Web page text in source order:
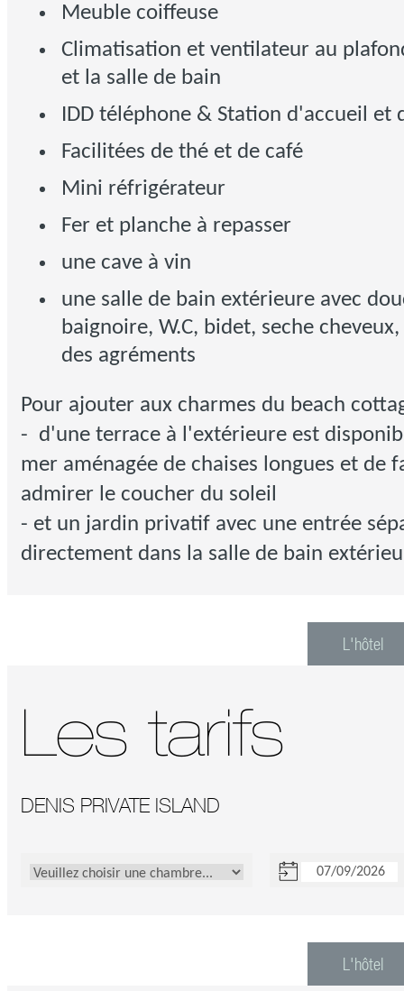
Meuble coiffeuse
Climatisation et ventilateur au
et la salle de bain
IDD téléphone & Station d'accueil et
Facilitées de thé et de café
Mini réfrigérateur
Fer et planche à repasser
une cave à vin
une salle de bain extérieure avec
baignoire, W.C, bidet, seche
des agréments
Pour ajouter aux charmes du beach
- d'une terrace à l'extérieure est
mer aménagée de chaises longues et de
admirer le coucher du soleil
- et un jardin privatif avec une entrée
directement dans la salle de bain
L'hôtel
Les tarifs
DENIS PRIVATE ISLAND
L'hôtel